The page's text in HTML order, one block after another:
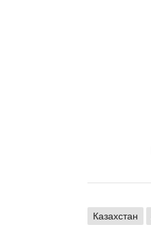
Казахстан